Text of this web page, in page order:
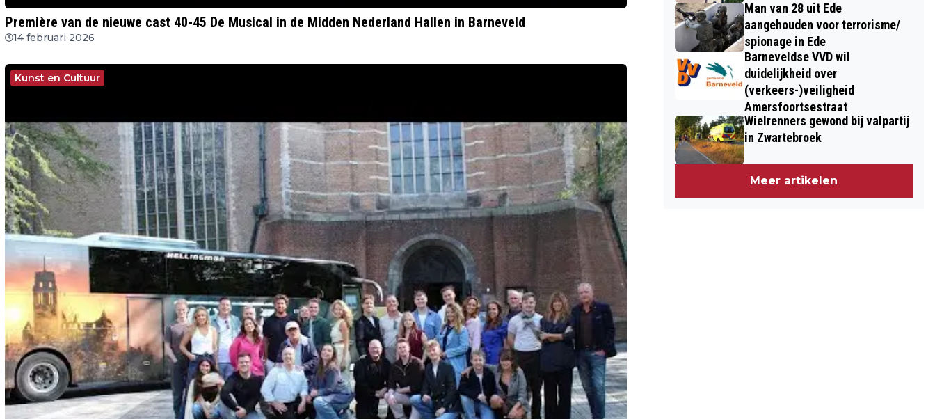
Première van de nieuwe cast 40-45 De Musical in de Midden Nederland Hallen in Barneveld
14 februari 2026
Kunst en Cultuur
Man van 28 uit Ede
aangehouden voor terrorisme/
spionage in Ede
Barneveldse VVD wil
duidelijkheid over
(verkeers-)veiligheid
Amersfoortsestraat
Wielrenners gewond bij valpartij
in Zwartebroek
Meer artikelen